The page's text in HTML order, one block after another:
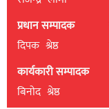
प्रधान सम्पादक
दिपक श्रेष्ठ
कार्यकारी सम्पादक
बिनाेद श्रेष्ठ